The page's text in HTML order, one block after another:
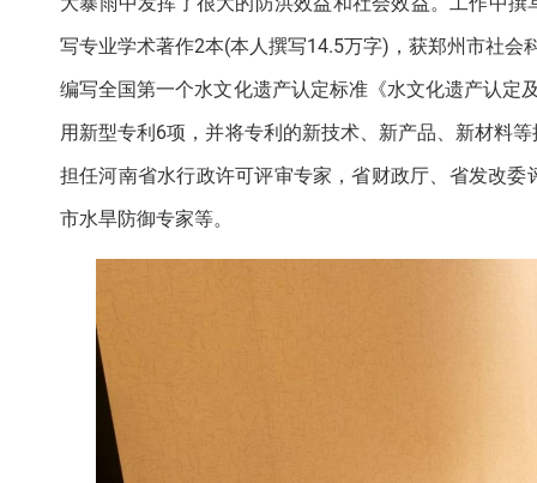
写专业学术著作2本(本人撰写14.5万字)，获郑州市社
编写全国第一个水文化遗产认定标准《水文化遗产认定
用新型专利6项，并将专利的新技术、新产品、新材料
担任河南省水行政许可评审专家，省财政厅、省发改
市水旱防御专家等。